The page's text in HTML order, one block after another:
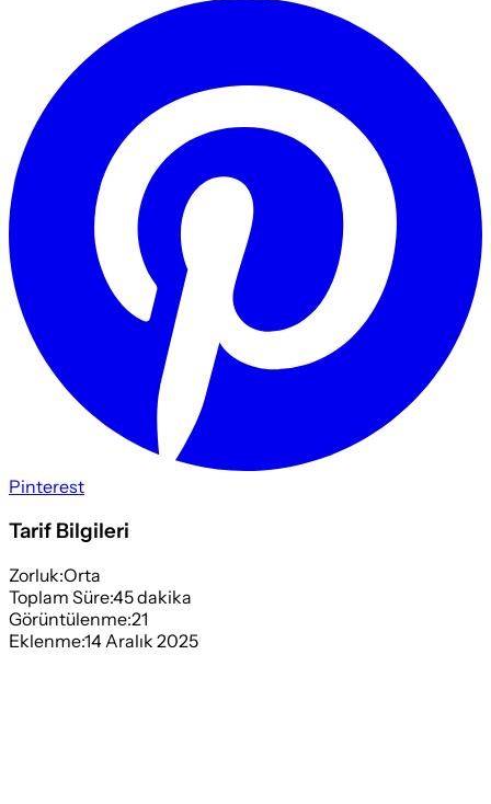
Pinterest
Tarif Bilgileri
Zorluk:Orta
Toplam Süre:45dakika
Görüntülenme:21
Eklenme:14 Aralık 2025